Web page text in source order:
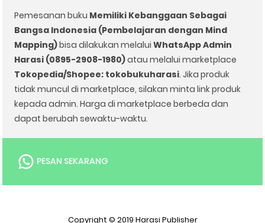
Pemesanan buku Memiliki Kebanggaan Sebagai
Bangsa Indonesia (Pembelajaran dengan Mind
Mapping)⁣bisa dilakukan melaluiWhatsApp Admin
Harasi (0895-2908-1980)atau melalui marketplace
Tokopedia/Shopee: tokobukuharasi. Jika produk
tidak muncul di marketplace, silakan minta link produk
kepada admin. Harga di marketplace berbeda dan
dapat berubah sewaktu-waktu.
PESAN SEKARANG
Copyright © 2019 Harasi Publisher